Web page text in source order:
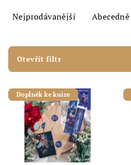
r
o
d
Nejprodávanější Abecedně
Otevřít filtr
V
ý
Doplněk ke knize